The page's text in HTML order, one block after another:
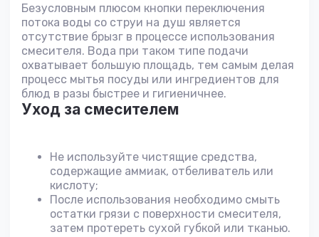
Безусловным плюсом кнопки переключения
потока воды со струи на душ является
отсутствие брызг в процессе использования
смесителя. Вода при таком типе подачи
охватывает большую площадь, тем самым делая
процесс мытья посуды или ингредиентов для
блюд в разы быстрее и гигиеничнее.
Уход за смесителем
Не используйте чистящие средства,
содержащие аммиак, отбеливатель или
кислоту;
После использования необходимо смыть
остатки грязи с поверхности смесителя,
затем протереть сухой губкой или тканью.